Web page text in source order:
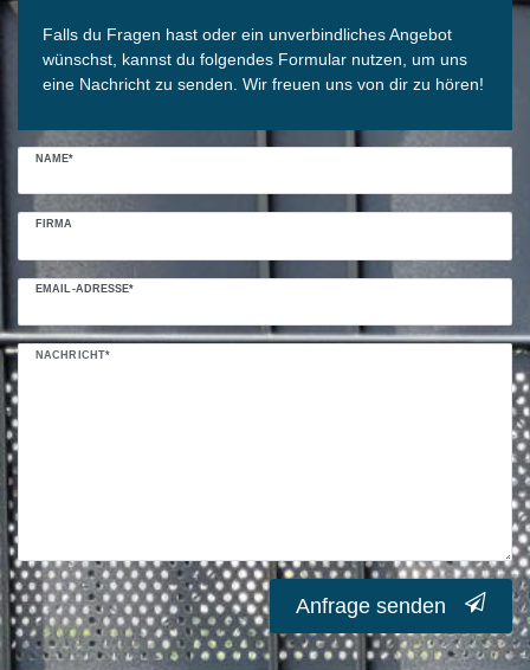
Falls du Fragen hast oder ein unverbindliches Angebot
wünschst, kannst du folgendes Formular nutzen, um uns
eine Nachricht zu senden. Wir freuen uns von dir zu hören!
NAME*
FIRMA
EMAIL-ADRESSE*
NACHRICHT*
Anfrage senden